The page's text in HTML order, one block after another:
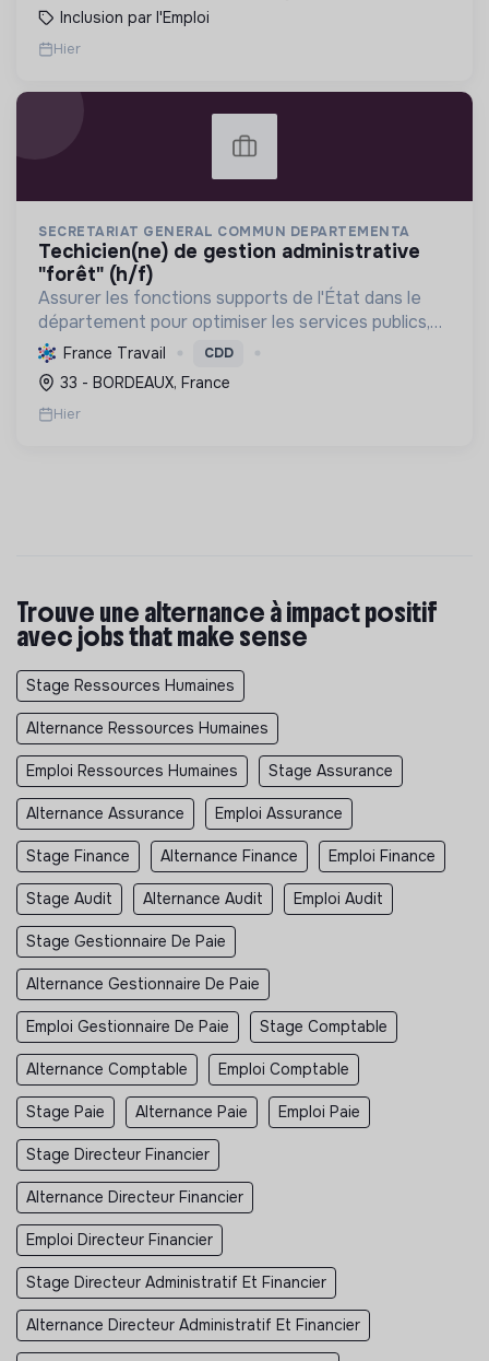
Inclusion par l'Emploi
Hier
SECRETARIAT GENERAL COMMUN DEPARTEMENTA
techicien(ne) de gestion administrative
"forêt" (h/f)
Assurer les fonctions supports de l'État dans le
département pour optimiser les services publics,
en contribuant à la politique forestière et à la
transition écologique via une gestion durable.
France Travail CDD
33 - BORDEAUX, France
Hier
Trouve une alternance à impact positif
avec jobs that make sense
Stage Ressources Humaines
Alternance Ressources Humaines
Emploi Ressources Humaines Stage Assurance
Alternance Assurance Emploi Assurance
Stage Finance Alternance Finance Emploi Finance
Stage Audit Alternance Audit Emploi Audit
Stage Gestionnaire De Paie
Alternance Gestionnaire De Paie
Emploi Gestionnaire De Paie Stage Comptable
Alternance Comptable Emploi Comptable
Stage Paie Alternance Paie Emploi Paie
Stage Directeur Financier
Alternance Directeur Financier
Emploi Directeur Financier
Stage Directeur Administratif Et Financier
Alternance Directeur Administratif Et Financier